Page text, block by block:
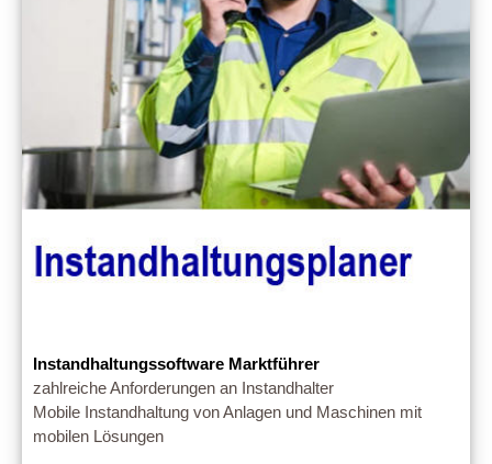
Instandhaltungssoftware Marktführer
zahlreiche Anforderungen an Instandhalter
Mobile Instandhaltung von Anlagen und Maschinen mit
mobilen Lösungen